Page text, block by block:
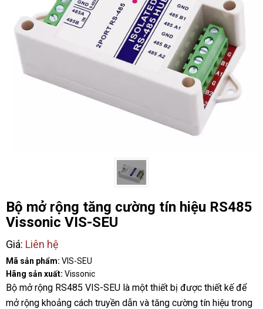
Bộ mở rộng tăng cường tín hiệu RS485
Vissonic VIS-SEU
Giá: Liên hệ
Mã sản phẩm: VIS-SEU
Hãng sản xuất: Vissonic
Bộ mở rộng RS485 VIS-SEU là một thiết bị được thiết kế để
mở rộng khoảng cách truyền dẫn và tăng cường tín hiệu trong